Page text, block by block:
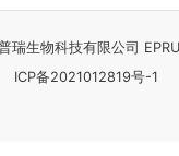
生物科技有限公司
ICP备2021012819号-1